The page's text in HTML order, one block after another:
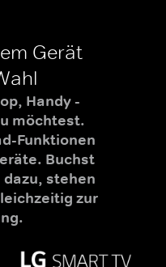
Gerät
Handy -
möchtest.
Funktionen
Buchst
dazu, stehen
zur